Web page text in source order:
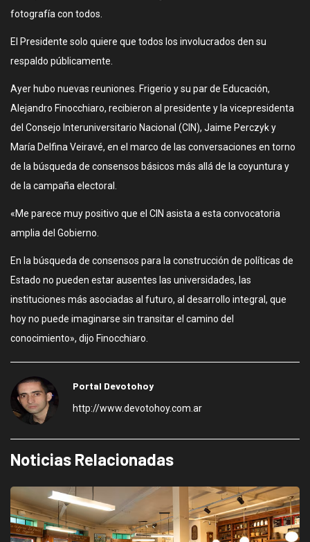
fotografía con todos.
El Presidente solo quiere que todos los involucrados den su
respaldo públicamente.
Ayer hubo nuevas reuniones. Frigerio y su par de Educación,
Alejandro Finocchiaro, recibieron al presidente y la vicepresidenta
del Consejo Interuniversitario Nacional (CIN), Jaime Perczyk y
María Delfina Veiravé, en el marco de las conversaciones en torno
de la búsqueda de consensos básicos más allá de la coyuntura y
de la campaña electoral.
«Me parece muy positivo que el CIN asista a esta convocatoria
amplia del Gobierno.
En la búsqueda de consensos para la construcción de políticas de
Estado no pueden estar ausentes las universidades, las
instituciones más asociadas al futuro, al desarrollo integral, que
hoy no puede imaginarse sin transitar el camino del
conocimiento», dijo Finocchiaro.
Portal Devotohoy
http://www.devotohoy.com.ar
Noticias Relacionadas